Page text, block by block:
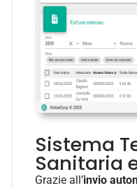
Sistema
Sanitaria
Grazie all’invio